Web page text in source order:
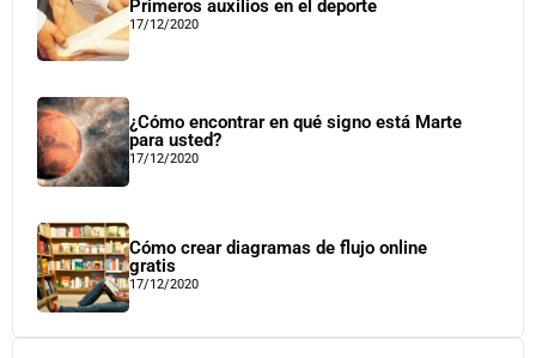
Primeros auxilios en el deporte
17/12/2020
¿Cómo encontrar en qué signo está Marte
para usted?
17/12/2020
Cómo crear diagramas de flujo online
gratis
17/12/2020